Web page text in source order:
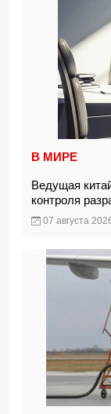
В МИРЕ
Ведущая
контроля
07 августа